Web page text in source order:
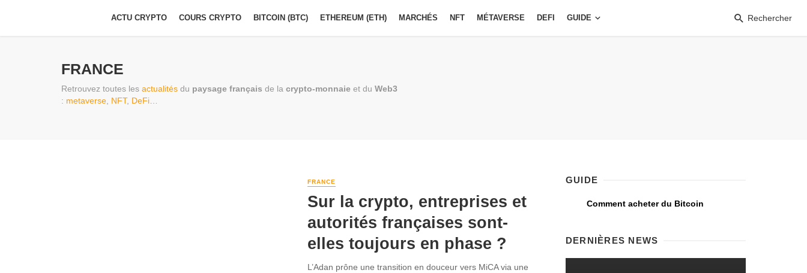
ACTU CRYPTO COURS CRYPTO BITCOIN (BTC) ETHEREUM (ETH) MARCHÉS NFT MÉTAVERSE DEFI GUIDE Rechercher
FRANCE
Retrouvez toutes les actualités du paysage français de la crypto-monnaie et du Web3
: metaverse, NFT, DeFi…
FRANCE
Sur la crypto, entreprises et
autorités françaises sont-
elles toujours en phase ?
L’Adan prône une transition en douceur vers MiCA via une
GUIDE
Comment acheter du Bitcoin
DERNIÈRES NEWS